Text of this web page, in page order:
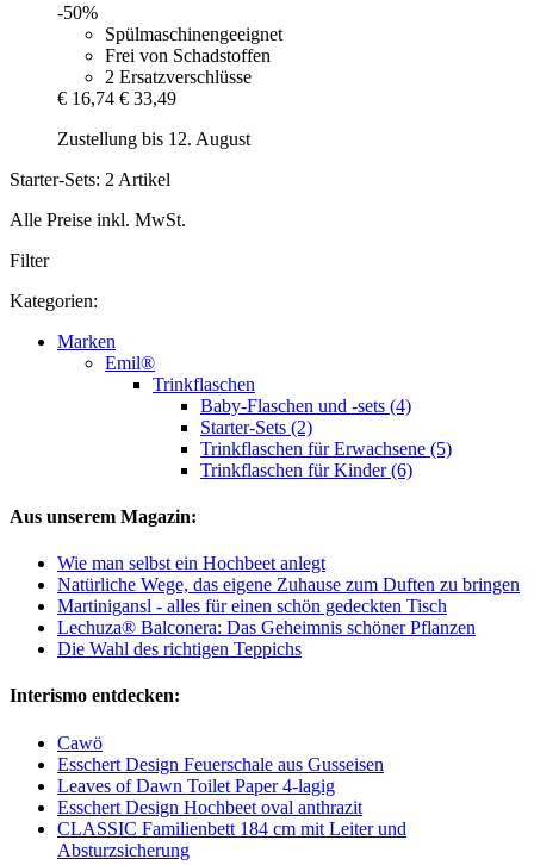
-50%
Spülmaschinengeeignet
Frei von Schadstoffen
2 Ersatzverschlüsse
€ 16,74 € 33,49
Zustellung bis 12. August
Starter-Sets: 2 Artikel
Alle Preise inkl. MwSt.
Filter
Kategorien:
Marken
Emil®
Trinkflaschen
Baby-Flaschen und -sets (4)
Starter-Sets (2)
Trinkflaschen für Erwachsene (5)
Trinkflaschen für Kinder (6)
Aus unserem Magazin:
Wie man selbst ein Hochbeet anlegt
Natürliche Wege, das eigene Zuhause zum Duften zu bringen
Martinigansl - alles für einen schön gedeckten Tisch
Lechuza® Balconera: Das Geheimnis schöner Pflanzen
Die Wahl des richtigen Teppichs
Interismo entdecken:
Cawö
Esschert Design Feuerschale aus Gusseisen
Leaves of Dawn Toilet Paper 4-lagig
Esschert Design Hochbeet oval anthrazit
CLASSIC Familienbett 184 cm mit Leiter und
Absturzsicherung